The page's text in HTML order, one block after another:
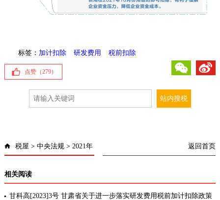
标签： 加计扣除 研发费用 税前扣除
点赞（279）
税屋 > 中央法规> 2021年 返回首页
相关阅读
甘科高[2023]3号 甘肃省关于进一步落实研发费用税前加计扣除政策